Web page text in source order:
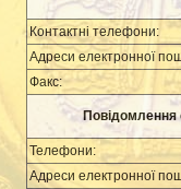
Контактні телефони:
Адреси електронної
Факс:
Повідомлення
Телефони:
Адреси електронної